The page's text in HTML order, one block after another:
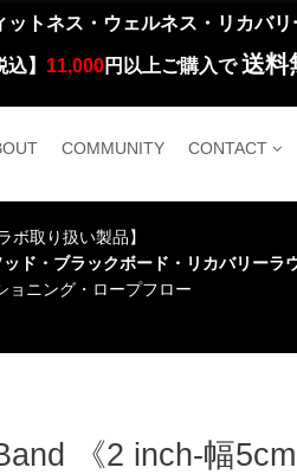
ットネス・ウェルネス・リカバ
】 11,000円以上ご購入で 送料
COMMUNITY CONTACT
ボ取り扱い製品】
ド・ブラックボード・リカバリーラ
ョニング・ロープフロー
《2 inch-幅